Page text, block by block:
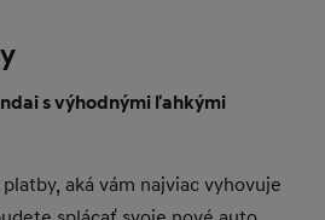
s výhodnými ľahkými
aká vám najviac vyhovuje